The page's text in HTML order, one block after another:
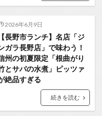
2026年6月9日
【長野市ランチ】名店「ジ
ガラ長野店」で味わう！
州の初夏限定「根曲がり
とサバの水煮」ピッツァ
絶品すぎる
続きを読む